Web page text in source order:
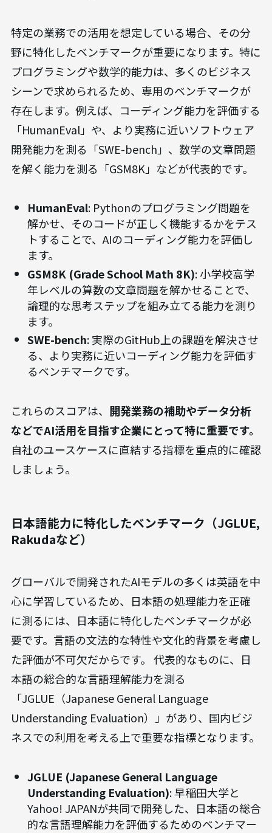
特定の業務での活用を想定している場合、その分
野に特化したベンチマークが重要になります。特に
プログラミングや数学的能力は、多くのビジネス
シーンで求められるため、専用のベンチマークが
存在します。例えば、コーディング能力を評価する
「HumanEval」や、より実務に近いソフトウェア
開発能力を測る「SWE-bench」、数学の文章問題
を解く能力を測る「GSM8K」などが代表的です。
HumanEval: Pythonのプログラミング問題を
解かせ、そのコードが正しく機能するかをテス
トすることで、AIのコーディング能力を評価し
ます。
GSM8K (Grade School Math 8K): 小学校高学
年レベルの算数の文章問題を解かせることで、
論理的な思考ステップを組み立てる能力を測り
ます。
SWE-bench: 実際のGitHub上の課題を解決させ
る、より実務に近いコーディング能力を評価す
るベンチマークです。
これらのスコアは、 開発業務の補助やデータ分析
などでAI活用を目指す企業にとって特に重要です。
自社のユースケースに直結する指標を重点的に確認
しましょう。
日本語能力に特化したベンチマーク（JGLUE,
Rakudaなど）
グローバルで開発されたAIモデルの多くは英語を中
心に学習しているため、日本語の処理能力を正確
に測るには、日本語に特化したベンチマークが必
要です。言語の文法的な特性や文化的背景を考慮し
た評価が不可欠だからです。 代表的なものに、日
本語の総合的な言語理解能力を測る
「JGLUE（Japanese General Language
Understanding Evaluation）」があり、国内ビジ
ネスでの利用を考える上で重要な指標となります。
JGLUE (Japanese General Language
Understanding Evaluation): 早稲田大学と
Yahoo! JAPANが共同で開発した、日本語の総合
的な言語理解能力を評価するためのベンチマー